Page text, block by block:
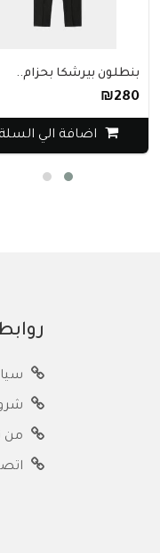
بنطلون بيرشكا بحزام..
₪280
اضافة الي السلة
من